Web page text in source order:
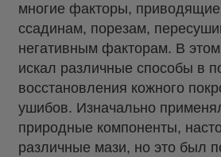
многие факторы,
ссадинам, порезам,
негативным факторам. В
искал различные способы в
восстановления кожного
ушибов. Изначально
природные компоненты,
различные мази, но это был